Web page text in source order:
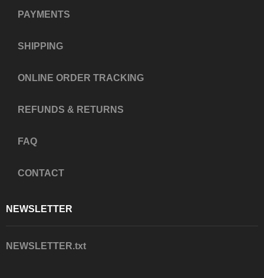
PAYMENTS
SHIPPING
ONLINE ORDER TRACKING
REFUNDS & RETURNS
FAQ
CONTACT
NEWSLETTER
NEWSLETTER.txt